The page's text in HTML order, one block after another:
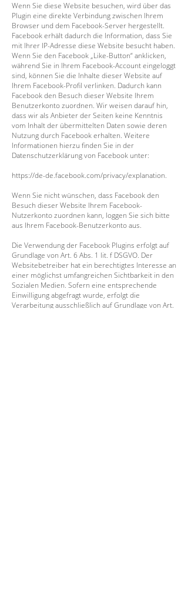
Wenn Sie diese Website besuchen, wird über das
Plugin eine direkte Verbindung zwischen Ihrem
Browser und dem Facebook-Server hergestellt.
Facebook erhält dadurch die Information, dass Sie
mit Ihrer IP-Adresse diese Website besucht haben.
Wenn Sie den Facebook „Like-Button“ anklicken,
während Sie in Ihrem Facebook-Account eingeloggt
sind, können Sie die Inhalte dieser Website auf
Ihrem Facebook-Profil verlinken. Dadurch kann
Facebook den Besuch dieser Website Ihrem
Benutzerkonto zuordnen. Wir weisen darauf hin,
dass wir als Anbieter der Seiten keine Kenntnis
vom Inhalt der übermittelten Daten sowie deren
Nutzung durch Facebook erhalten. Weitere
Informationen hierzu finden Sie in der
Datenschutzerklärung von Facebook unter:
https://de-de.facebook.com/privacy/explanation.
Wenn Sie nicht wünschen, dass Facebook den
Besuch dieser Website Ihrem Facebook-
Nutzerkonto zuordnen kann, loggen Sie sich bitte
aus Ihrem Facebook-Benutzerkonto aus.
Die Verwendung der Facebook Plugins erfolgt auf
Grundlage von Art. 6 Abs. 1 lit. f DSGVO. Der
Websitebetreiber hat ein berechtigtes Interesse an
einer möglichst umfangreichen Sichtbarkeit in den
Sozialen Medien. Sofern eine entsprechende
Einwilligung abgefragt wurde, erfolgt die
Verarbeitung ausschließlich auf Grundlage von Art.